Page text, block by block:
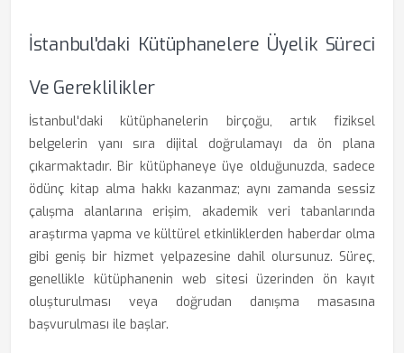
İstanbul'daki Kütüphanelere Üyelik Süreci
Ve Gereklilikler
İstanbul'daki kütüphanelerin birçoğu, artık fiziksel
belgelerin yanı sıra dijital doğrulamayı da ön plana
çıkarmaktadır. Bir kütüphaneye üye olduğunuzda, sadece
ödünç kitap alma hakkı kazanmaz; aynı zamanda sessiz
çalışma alanlarına erişim, akademik veri tabanlarında
araştırma yapma ve kültürel etkinliklerden haberdar olma
gibi geniş bir hizmet yelpazesine dahil olursunuz. Süreç,
genellikle kütüphanenin web sitesi üzerinden ön kayıt
oluşturulması veya doğrudan danışma masasına
başvurulması ile başlar.